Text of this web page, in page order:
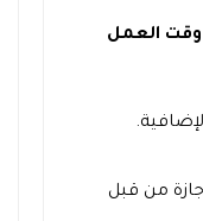
العمل
من قبل